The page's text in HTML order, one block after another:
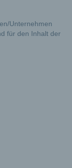
Unternehmen
für den Inhalt der